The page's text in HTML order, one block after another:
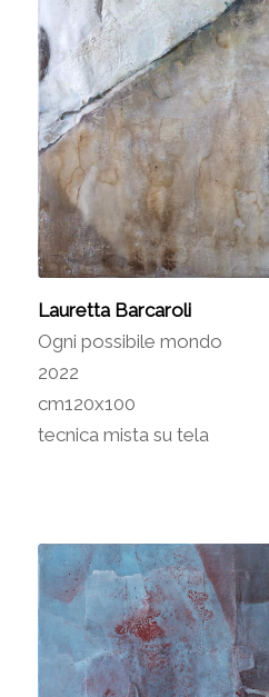
Lauretta Barcaroli
Ogni possibile mondo
2022
cm120x100
tecnica mista su tela